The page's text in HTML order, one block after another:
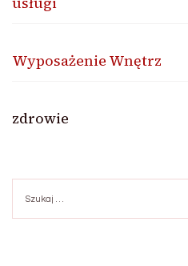
Wyposażenie Wnętrz
zdrowie